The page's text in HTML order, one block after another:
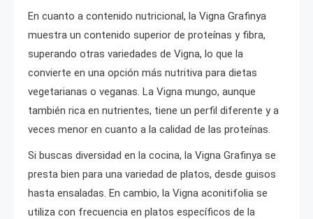
En cuanto a contenido nutricional, la Vigna Grafinya
muestra un contenido superior de proteínas y fibra,
superando otras variedades de Vigna, lo que la
convierte en una opción más nutritiva para dietas
vegetarianas o veganas. La Vigna mungo, aunque
también rica en nutrientes, tiene un perfil diferente y a
veces menor en cuanto a la calidad de las proteínas.
Si buscas diversidad en la cocina, la Vigna Grafinya se
presta bien para una variedad de platos, desde guisos
hasta ensaladas. En cambio, la Vigna aconitifolia se
utiliza con frecuencia en platos específicos de la